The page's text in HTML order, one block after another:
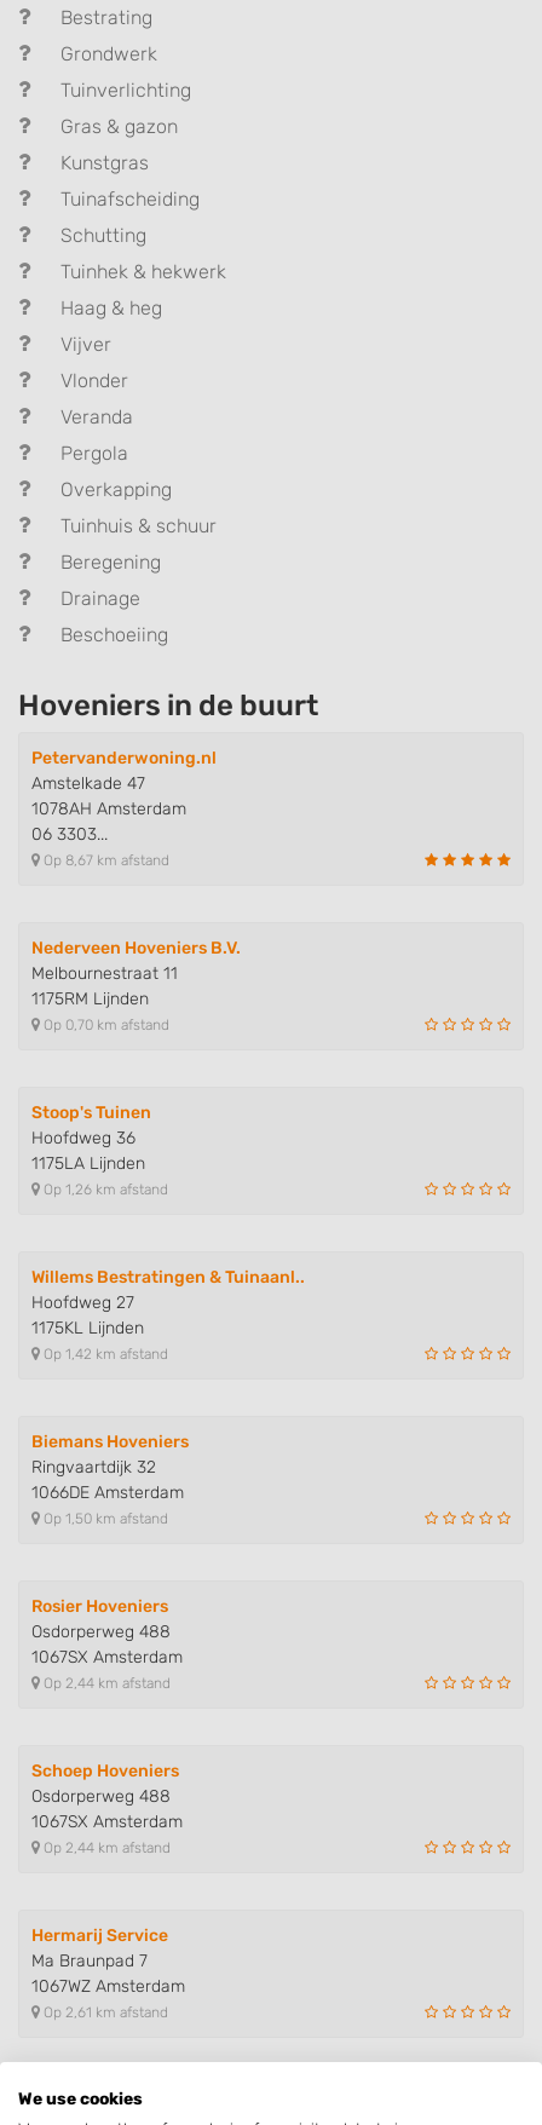
Bestrating
Grondwerk
Tuinverlichting
Gras & gazon
Kunstgras
Tuinafscheiding
Schutting
Tuinhek & hekwerk
Haag & heg
Vijver
Vlonder
Veranda
Pergola
Overkapping
Tuinhuis & schuur
Beregening
Drainage
Beschoeiing
Hoveniers in de buurt
Petervanderwoning.nl
Amstelkade 47
1078AH Amsterdam
06 3303...
Op 8,67 km afstand
Nederveen Hoveniers B.V.
Melbournestraat 11
1175RM Lijnden
Op 0,70 km afstand
Stoop's Tuinen
Hoofdweg 36
1175LA Lijnden
Op 1,26 km afstand
Willems Bestratingen & Tuinaanl..
Hoofdweg 27
1175KL Lijnden
Op 1,42 km afstand
Biemans Hoveniers
Ringvaartdijk 32
1066DE Amsterdam
Op 1,50 km afstand
Rosier Hoveniers
Osdorperweg 488
1067SX Amsterdam
Op 2,44 km afstand
Schoep Hoveniers
Osdorperweg 488
1067SX Amsterdam
Op 2,44 km afstand
Hermarij Service
Ma Braunpad 7
1067WZ Amsterdam
Op 2,61 km afstand
New Generation Gardens
We use cookies